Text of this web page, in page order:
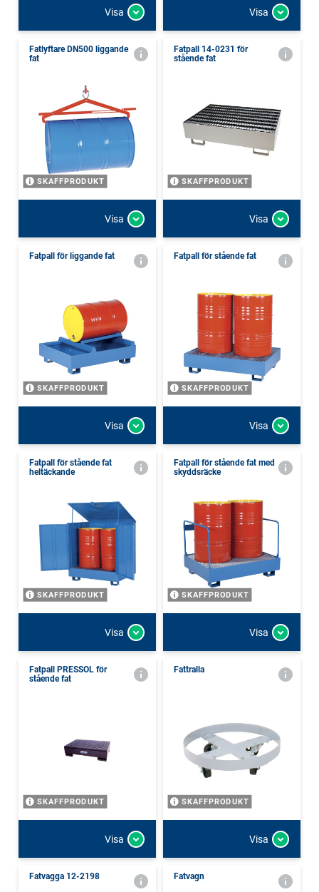
Visa Visa
Fatlyftare DN500 liggande
fat
SKAFFPRODUKT
Visa
Fatpall 14-0231 för
stående fat
SKAFFPRODUKT
Visa
Fatpall för liggande fat
SKAFFPRODUKT
Visa
Fatpall för stående fat
SKAFFPRODUKT
Visa
Fatpall för stående fat
heltäckande
SKAFFPRODUKT
Visa
Fatpall för stående fat med
skyddsräcke
SKAFFPRODUKT
Visa
Fatpall PRESSOL för
stående fat
SKAFFPRODUKT
Visa
Fattralla
SKAFFPRODUKT
Visa
Fatvagga 12-2198 Fatvagn